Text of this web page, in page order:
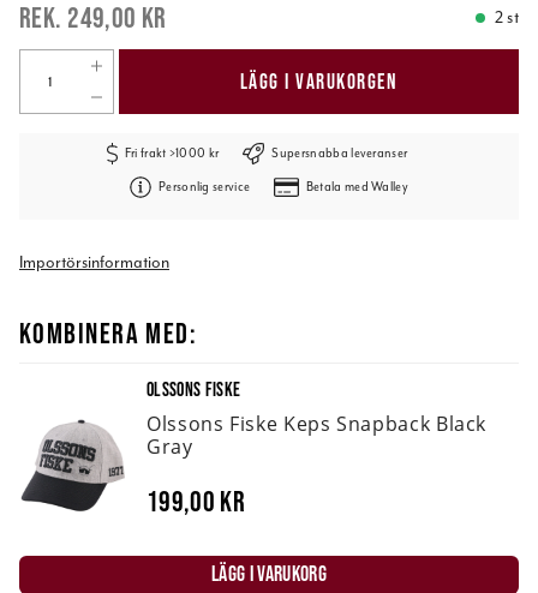
249,00 kr 2 st
LÄGG I VARUKORGEN
Fri frakt >1000 kr Supersnabba leveranser
Personlig service Betala med Walley
Importörsinformation
KOMBINERA MED:
OLSSONS FISKE
Olssons Fiske Keps Snapback Black
Gray
199,00 kr
LÄGG I VARUKORG